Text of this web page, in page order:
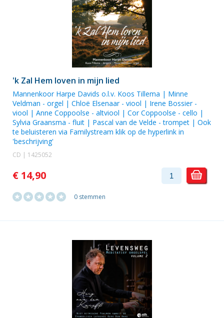
'k Zal Hem loven in mijn lied
Mannenkoor Harpe Davids o.l.v. Koos Tillema | Minne
Veldman - orgel | Chloë Elsenaar - viool | Irene Bossier -
viool | Anne Coppoolse - altviool | Cor Coppoolse - cello |
Sylvia Graansma - fluit | Pascal van de Velde - trompet | Ook
te beluisteren via Familystream klik op de hyperlink in
'beschrijving'
CD | 1425052
€ 14,90
0 stemmen